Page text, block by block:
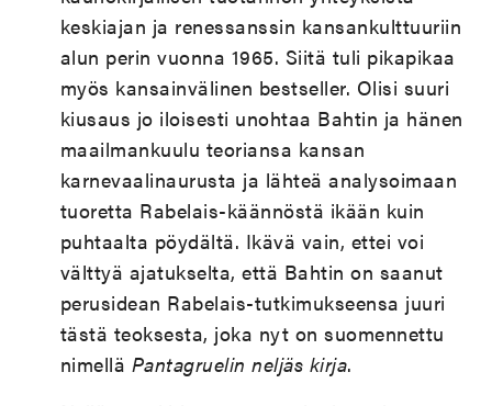
keskiajan ja renessanssin kansankulttuuriin
alun perin vuonna 1965. Siitä tuli pikapikaa
myös kansainvälinen bestseller. Olisi suuri
kiusaus jo iloisesti unohtaa Bahtin ja hänen
maailmankuulu teoriansa kansan
karnevaalinaurusta ja lähteä analysoimaan
tuoretta Rabelais-käännöstä ikään kuin
puhtaalta pöydältä. Ikävä vain, ettei voi
välttyä ajatukselta, että Bahtin on saanut
perusidean Rabelais-tutkimukseensa juuri
tästä teoksesta, joka nyt on suomennettu
nimellä Pantagruelin neljäs kirja.